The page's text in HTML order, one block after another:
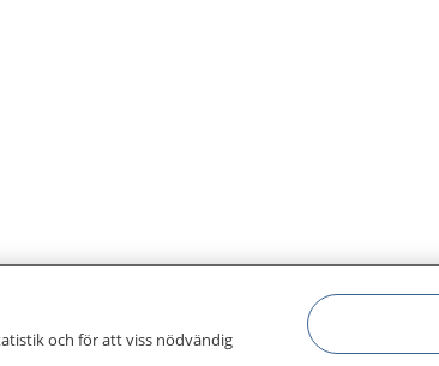
och för att viss nödvändig